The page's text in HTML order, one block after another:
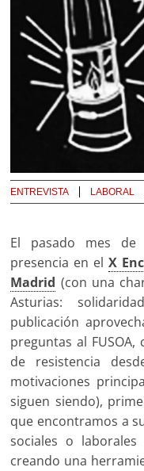
ENTREVISTA LABORAL
El pasado mes
presencia en elX
Madrid (con una
Asturias:
publicación
preguntas al
de resistencia
motivaciones
siguen siendo),
que encontramos a
sociales o
creando una